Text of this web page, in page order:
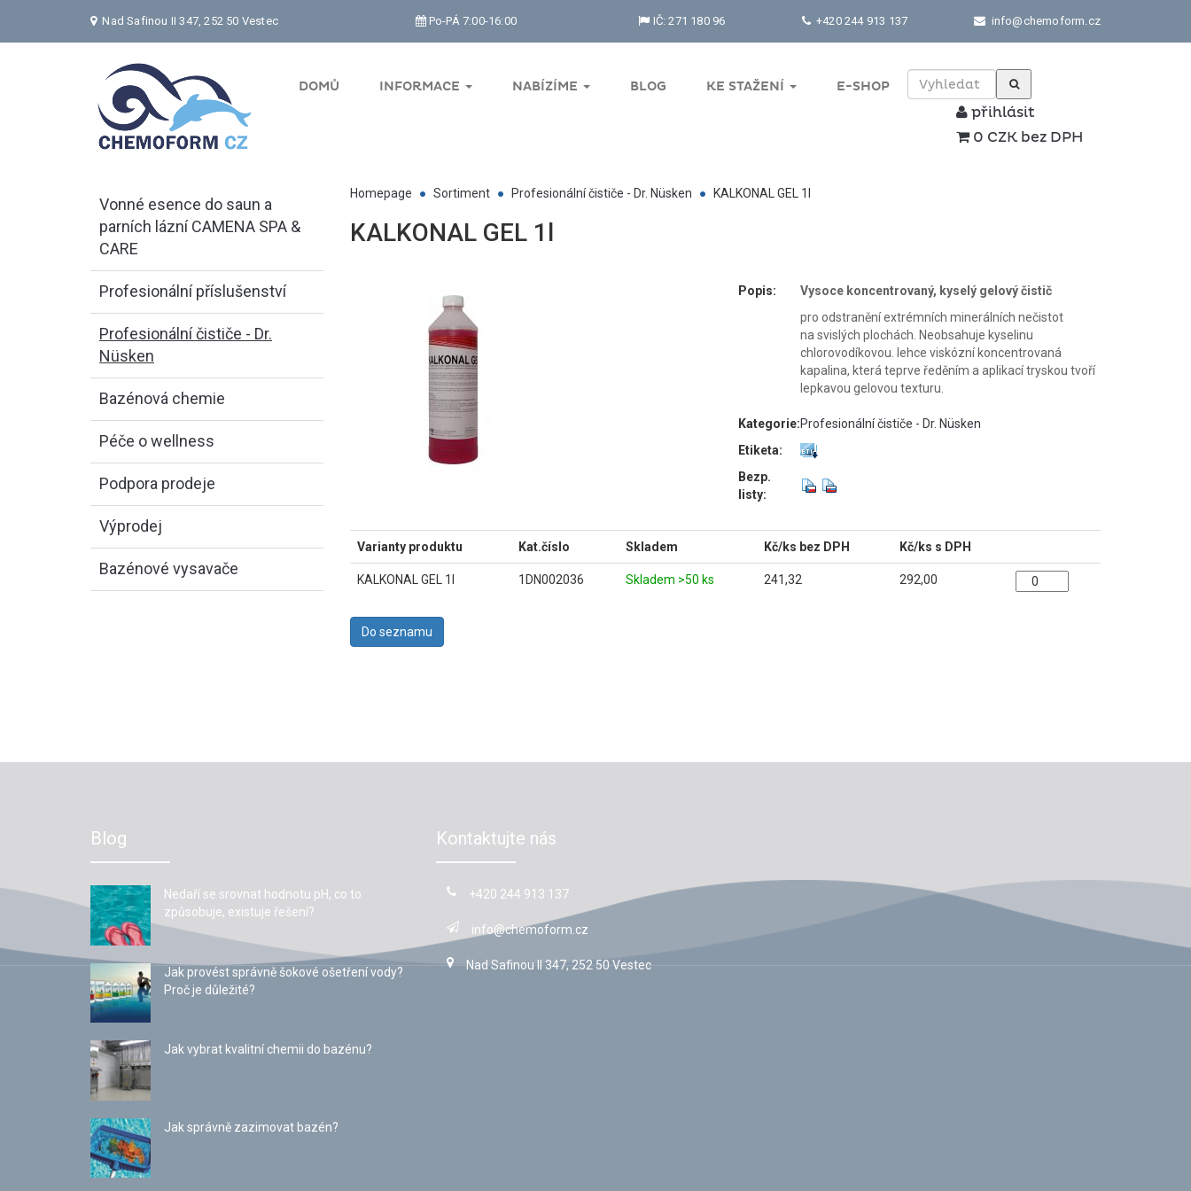
Nad Safinou II 347, 252 50 Vestec Po-PÁ 7:00-16:00 IČ: 271 180 96 +420 244 913 137 info@chemoform.cz
DOMŮ INFORMACE NABÍZÍME BLOG KE STAŽENÍ E-SHOP
přihlásit
0 CZK bez DPH
Vonné esence do saun a
parních lázní CAMENA SPA &
CARE
Profesionální příslušenství
Profesionální čističe - Dr.
Nüsken
Bazénová chemie
Péče o wellness
Podpora prodeje
Výprodej
Bazénové vysavače
Homepage Sortiment Profesionální čističe - Dr. Nüsken KALKONAL GEL 1l
KALKONAL GEL 1l
Popis:
Vysoce koncentrovaný, kyselý gelový čistič
pro odstranění extrémních minerálních nečistot
na svislých plochách. Neobsahuje kyselinu
chlorovodíkovou. lehce viskózní koncentrovaná
kapalina, která teprve ředěním a aplikací tryskou tvoří
lepkavou gelovou texturu.
Kategorie:Profesionální čističe - Dr. Nüsken
Etiketa:
Bezp.
listy:
Varianty produktu Kat.číslo Skladem Kč/ks bez DPH Kč/ks s DPH
KALKONAL GEL 1l 1DN002036 Skladem >50 ks 241,32 292,00
Blog
Nedaří se srovnat hodnotu pH, co to
způsobuje, existuje řešení?
Jak provést správně šokové ošetření vody?
Proč je důležité?
Jak vybrat kvalitní chemii do bazénu?
Jak správně zazimovat bazén?
Kontaktujte nás
+420 244 913 137
info@chemoform.cz
Nad Safinou II 347, 252 50 Vestec